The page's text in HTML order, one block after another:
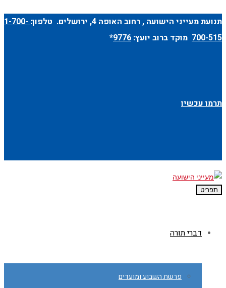
תנועת מעייני הישועה ,רחוב האופה 4 , ירושלים. טלפון: 1-700-
700-515 מוקד ברוב יועץ: 9776
*
תרמו עכשיו
תפריט
דברי תורה
פרשת השבוע ומועדים